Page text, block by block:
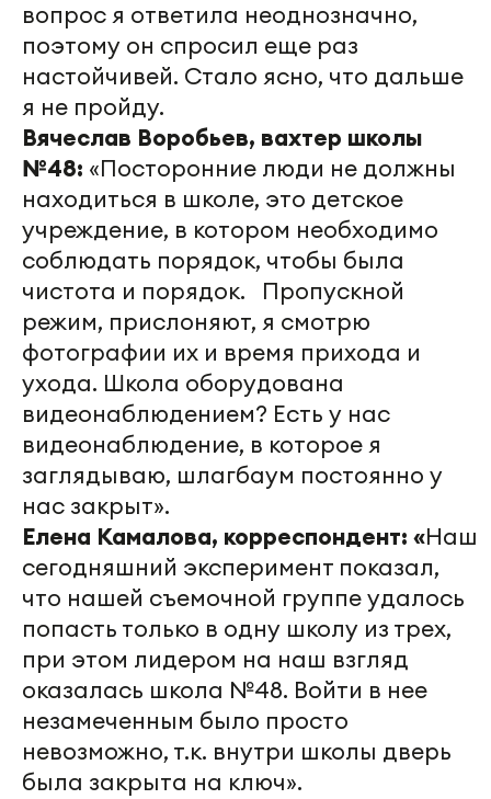
вопрос я ответила неоднозначно,
поэтому он спросил еще раз
настойчивей. Стало ясно, что дальше
я не пройду.
Вячеслав Воробьев, вахтер школы
№48: «Посторонние люди не должны
находиться в школе, это детское
учреждение, в котором необходимо
соблюдать порядок, чтобы была
чистота и порядок. Пропускной
режим, прислоняют, я смотрю
фотографии их и время прихода и
ухода. Школа оборудована
видеонаблюдением? Есть у нас
видеонаблюдение, в которое я
заглядываю, шлагбаум постоянно у
нас закрыт».
Елена Камалова, корреспондент: «Наш
сегодняшний эксперимент показал,
что нашей съемочной группе удалось
попасть только в одну школу из трех,
при этом лидером на наш взгляд
оказалась школа №48. Войти в нее
незамеченным было просто
невозможно, т.к. внутри школы дверь
была закрыта на ключ».